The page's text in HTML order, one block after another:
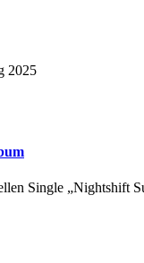
2025
Single „Nightshift